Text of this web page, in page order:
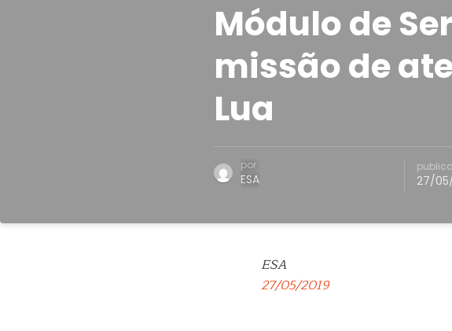
Módulo de
missão de
Lua
por
ESA 27/
ESA
27/05/2019